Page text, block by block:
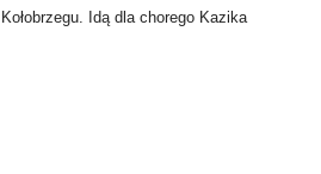
Kołobrzegu. Idą dla chorego Kazika